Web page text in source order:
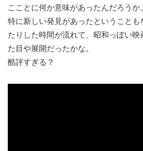
こことに何か意味があったんだろうか
特に新しい発見があったということも
たりした時間が流れて、昭和っぽい映
た目や展開だったかな。
酷評すぎる？